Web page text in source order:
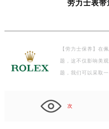
劳力士表带
【劳力士保养】在
题，这不仅影响美
题，我们可以采取
次